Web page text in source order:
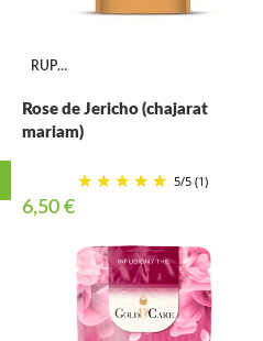
RUPTURE
Rose de Jericho (chajarat
mariam)
5/5 (1)
6,50 €